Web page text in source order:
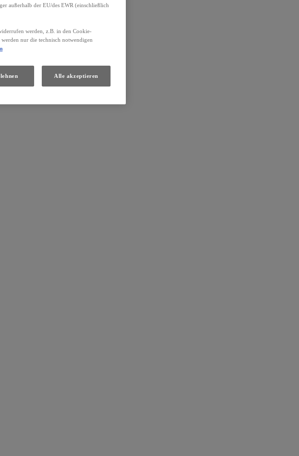
außerhalb der EU/des EWR (einschließlich
werden, z.B. in den Cookie-
nur die technisch notwendigen
Alle akzeptieren